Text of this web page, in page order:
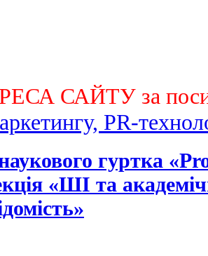
САЙТУ за
PR-
гуртка
«ШІ та